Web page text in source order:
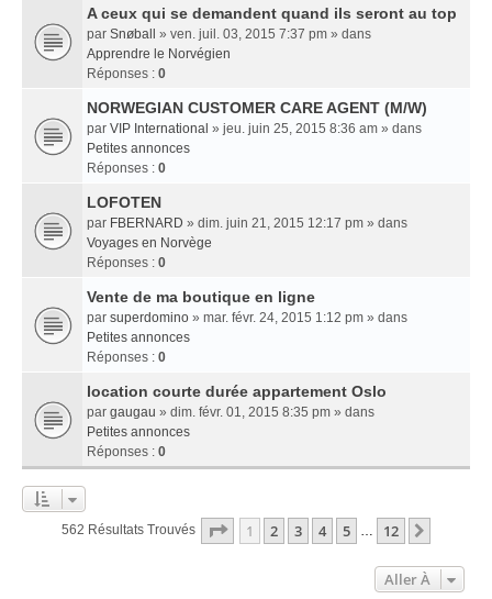
A ceux qui se demandent quand ils seront au top
par Snøball
» ven. juil. 03, 2015 7:37 pm » dans
Apprendre le Norvégien
Réponses : 0
NORWEGIAN CUSTOMER CARE AGENT (M/W)
par VIP International » jeu. juin 25, 2015 8:36 am » dans
Petites annonces
Réponses : 0
LOFOTEN
par FBERNARD » dim. juin 21, 2015 12:17 pm » dans
Voyages en Norvège
Réponses : 0
Vente de ma boutique en ligne
par superdomino » mar. févr. 24, 2015 1:12 pm » dans
Petites annonces
Réponses : 0
location courte durée appartement Oslo
par gaugau » dim. févr. 01, 2015 8:35 pm » dans
Petites annonces
Réponses : 0
562 Résultats Trouvés Page 1Sur
1 2 3 4 5 … 12
Aller À